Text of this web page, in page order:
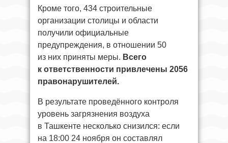
Кроме того, 434 строительные
организации столицы и области
получили официальные
предупреждения, в отношении 50
из них приняты меры. Всего
к ответственности привлечены 2056
правонарушителей.
В результате проведённого контроля
уровень загрязнения воздуха
в Ташкенте несколько снизился: если
на 18:00 24 ноября он составлял